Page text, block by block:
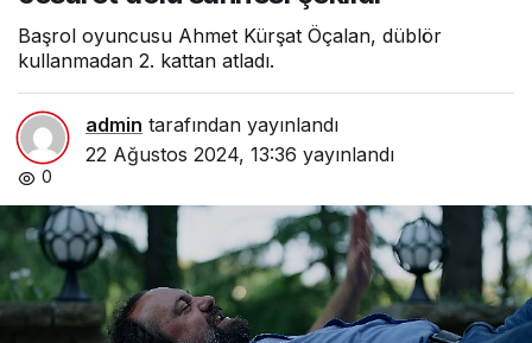
Başrol oyuncusu Ahmet Kürşat Öçalan, düblör
kullanmadan 2. kattan atladı.
admin tarafından yayınlandı
22 Ağustos 2024, 13:36 yayınlandı
0